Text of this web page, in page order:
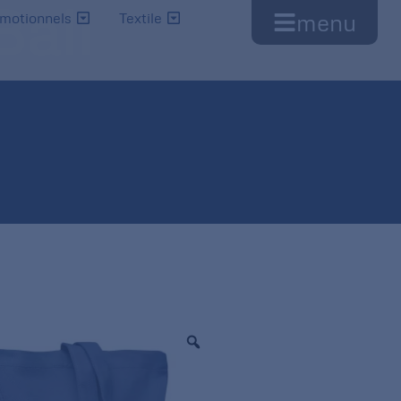
Textile menu